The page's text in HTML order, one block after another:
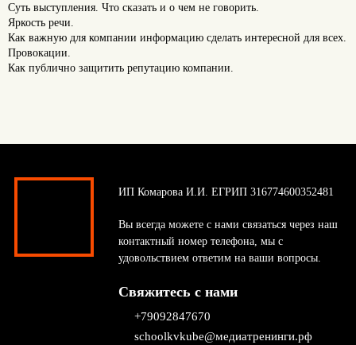
Суть выступления. Что сказать и о чем не говорить.
Яркость речи.
Как важную для компании информацию сделать интересной для всех.
Провокации.
Как публично защитить репутацию компании.
ИП Комарова И.И. ЕГРИП 316774600352481
Вы всегда можете с нами связаться через наш
контактный номер телефона, мы с
удовольствием ответим на ваши вопросы.
Свяжитесь с нами
+79092847670
schoolkvkube@медиатренинги.рф